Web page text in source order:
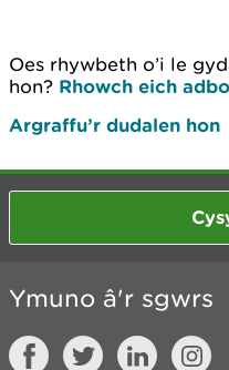
Oes rhywbeth o’i le
hon? Rhowch eich
Argraffu’r dudalen hon
Ymuno â'r sgwrs